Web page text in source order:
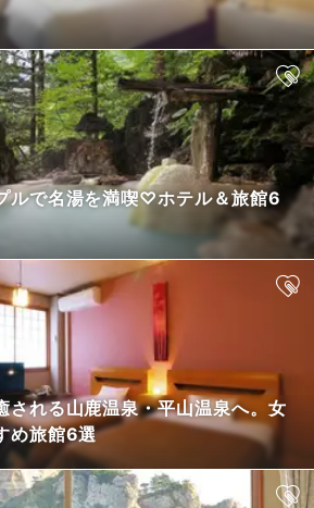
ルで名湯を満喫♡ホテル＆旅館6
される山鹿温泉・平山温泉へ。女
め旅館6選